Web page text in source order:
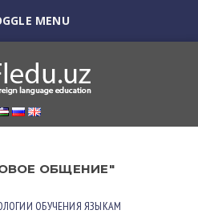
MENU
ОБЩЕНИЕ"
ОБУЧЕНИЯ ЯЗЫКАМ